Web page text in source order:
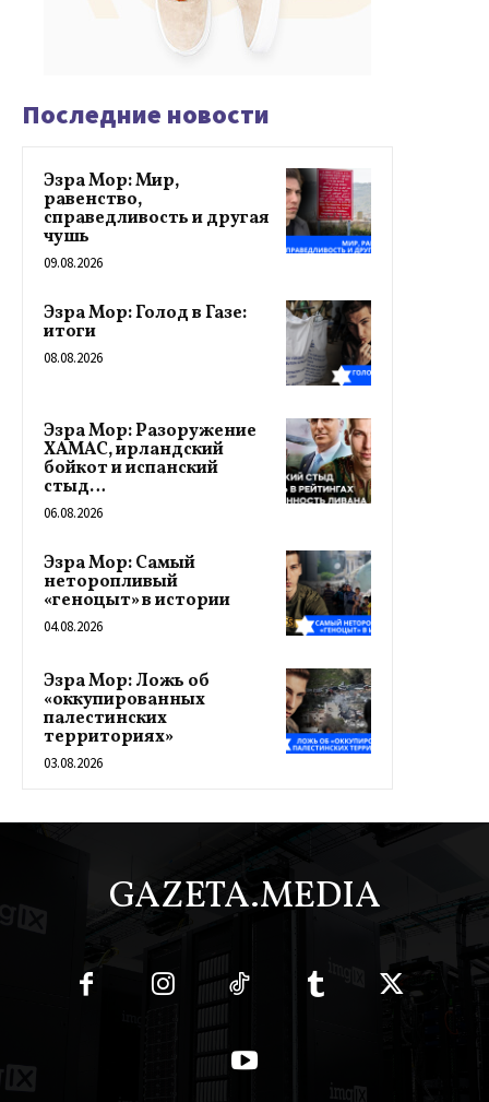
Последние новости
Эзра Мор: Мир,
равенство,
справедливость и другая
чушь
09.08.2026
Эзра Мор: Голод в Газе:
итоги
08.08.2026
Эзра Мор: Разоружение
ХАМАС, ирландский
бойкот и испанский
стыд…
06.08.2026
Эзра Мор: Самый
неторопливый
«геноцыт» в истории
04.08.2026
Эзра Мор: Ложь об
«оккупированных
палестинских
территориях»
03.08.2026
GAZETA.MEDIA